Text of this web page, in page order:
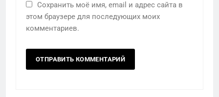
Сохранить моё имя, email и адрес сайта в
этом браузере для последующих моих
комментариев.